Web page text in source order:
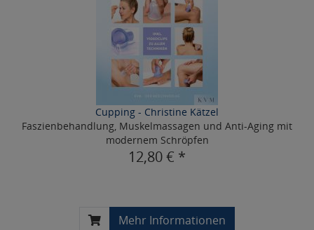
Cupping - Christine Kätzel
Faszienbehandlung, Muskelmassagen und Anti-Aging mit
modernem Schröpfen
12,80 € *
Mehr Informationen